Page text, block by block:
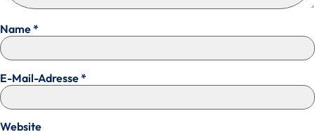
Name*
E-Mail-Adresse*
Website